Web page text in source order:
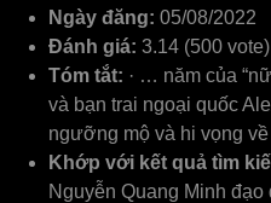
Ngày đăng: 05/08/2022
Đánh giá: 3.14 (500 vote)
Tóm tắt: · … năm của
và bạn trai ngoại quốc
ngưỡng mộ và hi vọng
Khớp với kết quả tìm
Nguyễn Quang Minh